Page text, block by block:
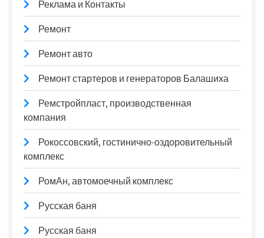
Реклама и Контакты
Ремонт
Ремонт авто
Ремонт стартеров и генераторов Балашиха
Ремстройпласт, производственная
компания
Рокоссовский, гостинично-оздоровительный
комплекс
РомАн, автомоечный комплекс
Русская баня
Русская баня